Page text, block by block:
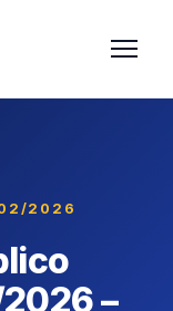
02/2026
–